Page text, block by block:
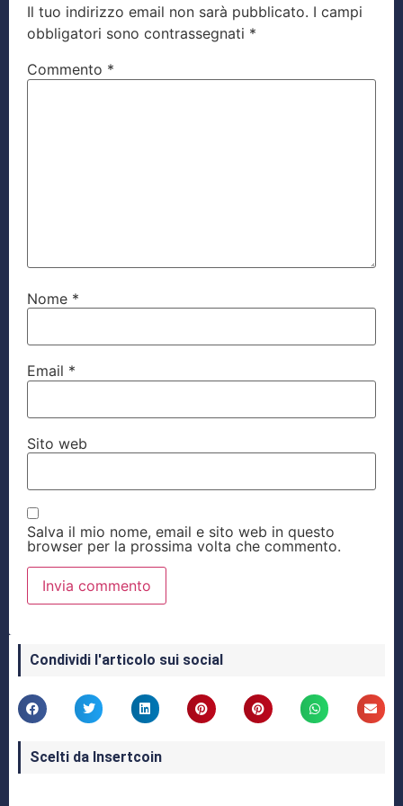
Il tuo indirizzo email non sarà pubblicato. I campi
obbligatori sono contrassegnati *
Commento *
Nome *
Email *
Sito web
Salva il mio nome, email e sito web in questo
browser per la prossima volta che commento.
Condividi l'articolo sui social
Scelti da Insertcoin